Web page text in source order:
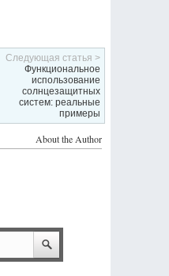
Следующая статья >
Функциональное
использование
солнцезащитных
систем: реальные
примеры
About the Author